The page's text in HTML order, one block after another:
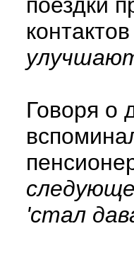
Говоря о
'стал